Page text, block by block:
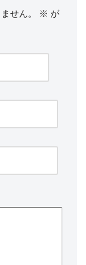
せん。 ※ が